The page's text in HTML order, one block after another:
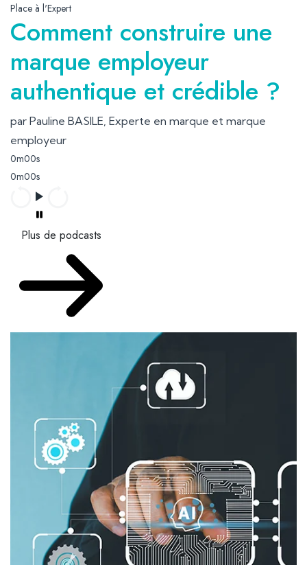
Place à l'Expert
Comment construire une
marque employeur
authentique et crédible ?
par Pauline BASILE, Experte en marque et marque
employeur
0m00s
0m00s
Plus de podcasts